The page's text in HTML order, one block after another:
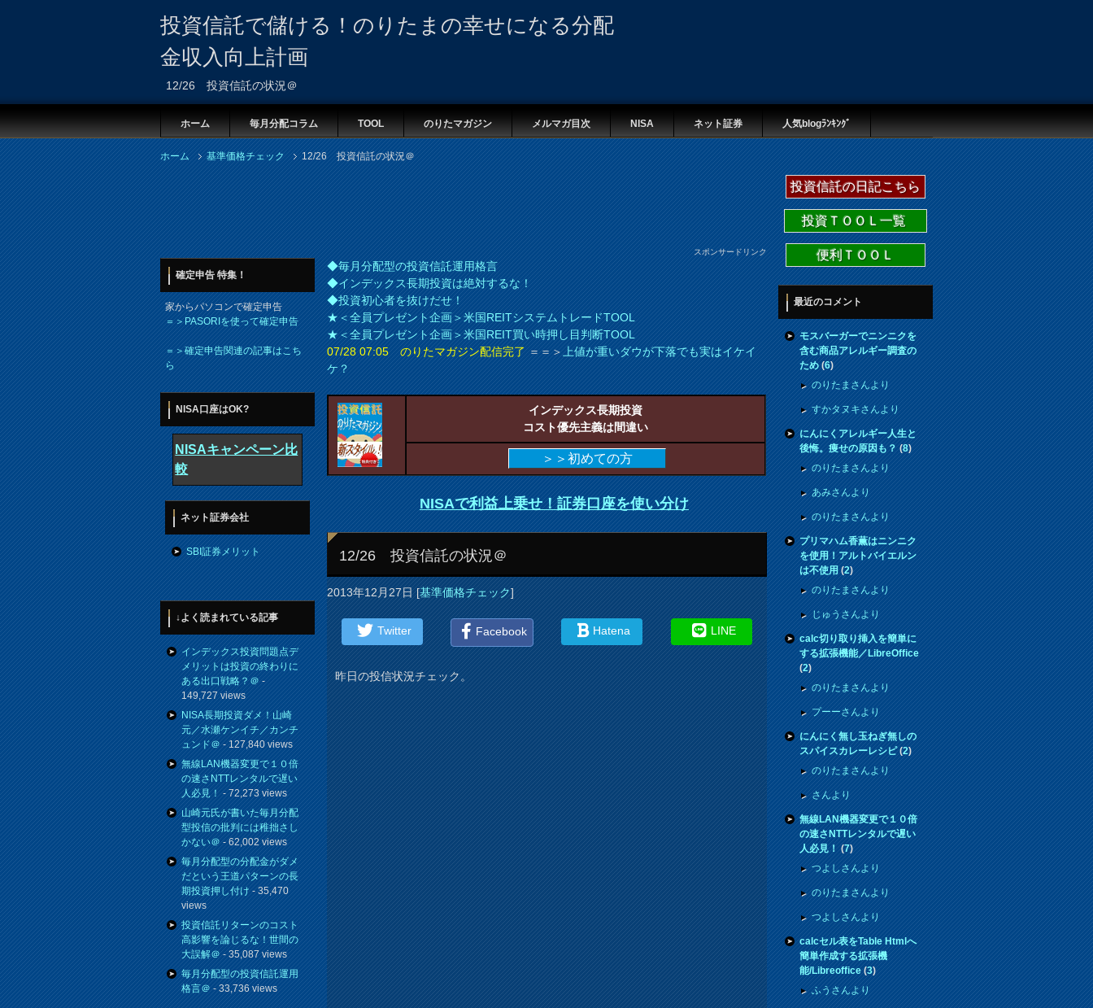
投資信託で儲ける！のりたまの幸せになる分配
金収入向上計画
12/26 投資信託の状況＠
ホーム 毎月分配コラム TOOL のりたマガジン メルマガ目次 NISA ネット証券 人気blogﾗﾝｷﾝｸﾞ
ホーム 基準価格チェック 12/26 投資信託の状況＠
スポンサードリンク
◆毎月分配型の投資信託運用格言
◆インデックス長期投資は絶対するな！
◆投資初心者を抜けだせ！
★＜全員プレゼント企画＞米国REITシステムトレードTOOL
★＜全員プレゼント企画＞米国REIT買い時押し目判断TOOL
07/28 07:05 のりたマガジン配信完了＝＝＞上値が重いダウが下落でも実はイケイ
ケ？
インデックス長期投資
コスト優先主義は間違い
＞＞初めての方
NISAで利益上乗せ！証券口座を使い分け
12/26 投資信託の状況＠
2013年12月27日[基準価格チェック]
Twitter Facebook Hatena LINE
昨日の投信状況チェック。
確定申告 特集！
家からパソコンで確定申告
＝＞PASORIを使って確定申告
＝＞確定申告関連の記事はこち
ら
NISA口座はOK?
NISAキャンペーン比
較
ネット証券会社
SBI証券メリット
↓よく読まれている記事
インデックス投資問題点デ
メリットは投資の終わりに
ある出口戦略？＠-
149,727 views
NISA長期投資ダメ！山崎
元／水瀬ケンイチ／カンチ
ュンド＠- 127,840 views
無線LAN機器変更で１０倍
の速さNTTレンタルで遅い
人必見！- 72,273 views
山崎元氏が書いた毎月分配
型投信の批判には稚拙さし
かない＠- 62,002 views
毎月分配型の分配金がダメ
だという王道パターンの長
期投資押し付け- 35,470
views
投資信託リターンのコスト
高影響を論じるな！世間の
大誤解＠- 35,087 views
毎月分配型の投資信託運用
格言＠- 33,736 views
投資信託の日記こちら
投資ＴＯＯＬ一覧
便利ＴＯＯＬ
最近のコメント
モスバーガーでニンニクを
含む商品アレルギー調査の
ため(6)
のりたまさんより
すかタヌキさんより
にんにくアレルギー人生と
後悔。痩せの原因も？(8)
のりたまさんより
あみさんより
のりたまさんより
プリマハム香薫はニンニク
を使用！アルトバイエルン
は不使用(2)
のりたまさんより
じゅうさんより
calc切り取り挿入を簡単に
する拡張機能／LibreOffice
(2)
のりたまさんより
プーーさんより
にんにく無し玉ねぎ無しの
スパイスカレーレシピ(2)
のりたまさんより
さんより
無線LAN機器変更で１０倍
の速さNTTレンタルで遅い
人必見！(7)
つよしさんより
のりたまさんより
つよしさんより
calcセル表をTable Htmlへ
簡単作成する拡張機
能/Libreoffice(3)
ふうさんより